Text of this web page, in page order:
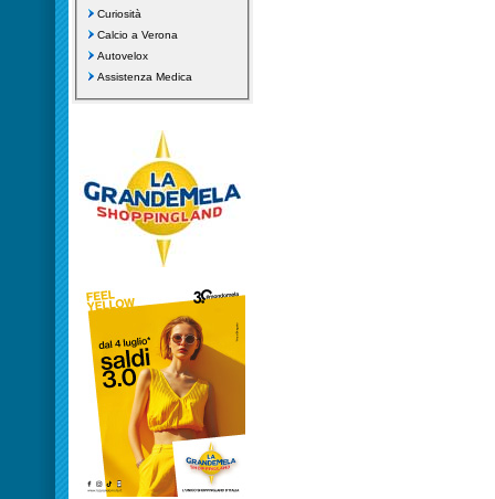
Curiosità
Calcio a Verona
Autovelox
Assistenza Medica